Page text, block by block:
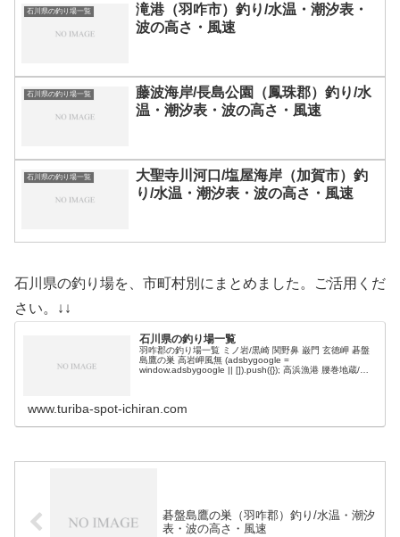
石川県の釣り場一覧
滝港（羽咋市）釣り/水温・潮汐表・
波の高さ・風速
石川県の釣り場一覧
藤波海岸/長島公園（鳳珠郡）釣り/水
温・潮汐表・波の高さ・風速
石川県の釣り場一覧
大聖寺川河口/塩屋海岸（加賀市）釣
り/水温・潮汐表・波の高さ・風速
石川県の釣り場を、市町村別にまとめました。ご活用くだ
さい。↓↓
石川県の釣り場一覧
羽咋郡の釣り場一覧 ミノ岩/黒崎 関野鼻 巌門 玄徳岬 碁盤
島鷹の巣 高岩岬風無 (adsbygoogle =
window.adsbygoogle || []).push({}); 高浜漁港 腰巻地蔵/灯
www.turiba-spot-ichiran.com
碁盤島鷹の巣（羽咋郡）釣り/水温・潮汐
表・波の高さ・風速